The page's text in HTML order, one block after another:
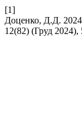
[1]
Доценко, Д.Д.
12(82) (Груд